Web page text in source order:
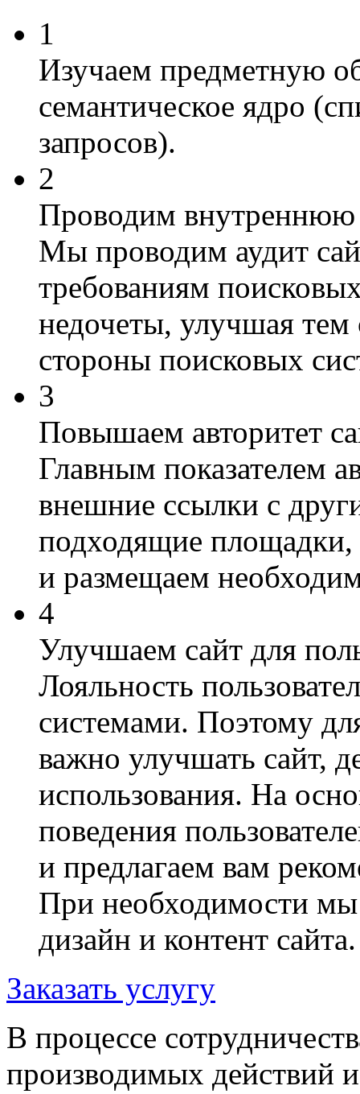
1
Изучаем предметную
семантическое ядро
запросов).
2
Проводим внутреннюю
Мы проводим аудит
требованиям
недочеты, улучшая
стороны поисковых
3
Повышаем авторитет
Главным показателем
внешние ссылки с
подходящие площадки,
и размещаем
4
Улучшаем сайт для
Лояльность
системами. Поэтому
важно улучшать сайт,
использования. На
поведения
и предлагаем вам
При необходимости
дизайн и контент сайта.
Заказать услугу
В процессе
производимых действий